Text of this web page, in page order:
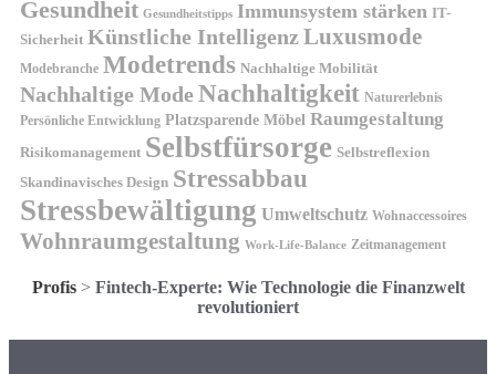
Gesundheit Gesundheitstipps Immunsystem stärken IT-
Sicherheit Künstliche IntelligenzLuxusmode
Modebranche Modetrends Nachhaltige Mobilität
Nachhaltige ModeNachhaltigkeit Naturerlebnis
Persönliche Entwicklung Platzsparende Möbel Raumgestaltung
Risikomanagement Selbstfürsorge Selbstreflexion
Skandinavisches Design Stressabbau
Stressbewältigung Umweltschutz Wohnaccessoires
Wohnraumgestaltung Work-Life-Balance Zeitmanagement
Profis> Fintech-Experte: Wie Technologie die Finanzwelt
revolutioniert